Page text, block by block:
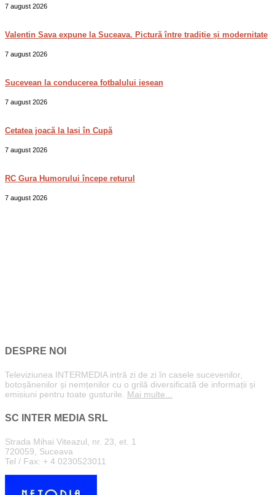
7 august 2026
Valentin Sava expune la Suceava. Pictură între tradiție și modernitate
7 august 2026
Sucevean la conducerea fotbalului ieșean
7 august 2026
Cetatea joacă la Iași în Cupă
7 august 2026
RC Gura Humorului începe returul
7 august 2026
DESPRE NOI
Televiziunea INTERMEDIA intră zi de zi în casele sucevenilor,
botoșănenilor și nemțenilor cu o grilă diversificată de informații și
emisiuni pentru toate gusturile. Mai multe...
SC INTER MEDIA SRL
Strada Mihai Viteazul, nr. 23, et. 1
720059, Suceava
Tel / Fax: + 4 0230523011